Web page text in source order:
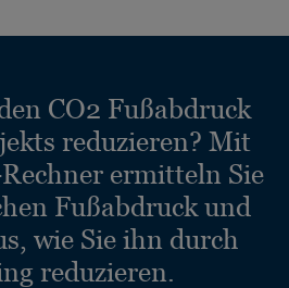
CO2 Fußabdruck
reduzieren? Mit
ermitteln Sie
Fußabdruck und
wie Sie ihn durch
reduzieren.